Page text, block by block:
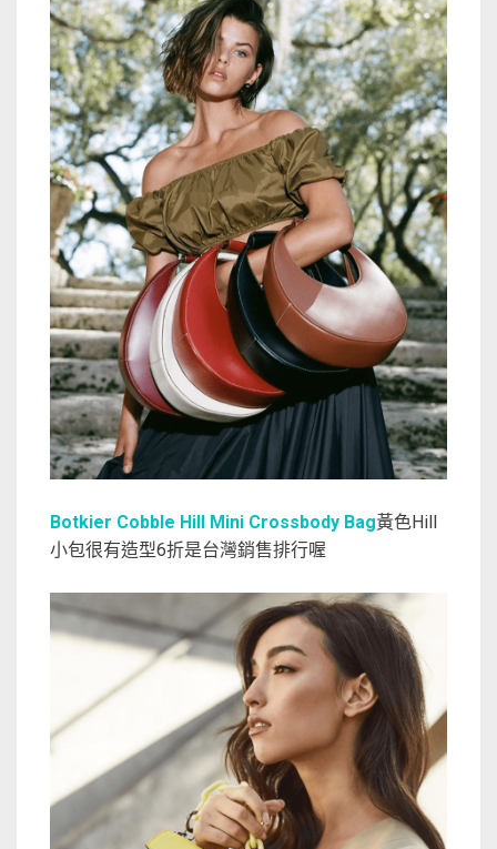
Botkier Cobble Hill Mini Crossbody Bag黃色Hill
小包很有造型6折是台灣銷售排行喔